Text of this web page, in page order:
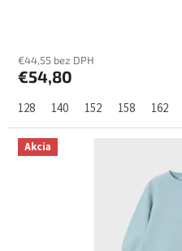
€44,55 bez DPH
€54,80
128 140 152 158 162
Akcia